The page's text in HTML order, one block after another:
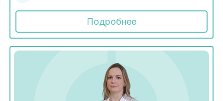
Подробнее